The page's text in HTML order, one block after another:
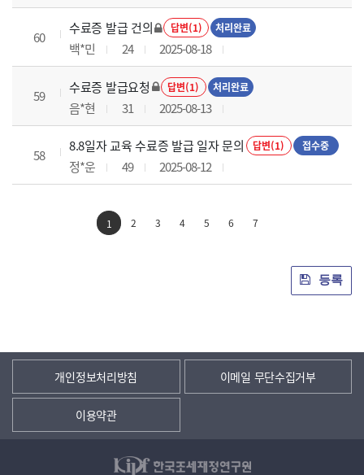
60
수료증 발급 건의 답변(1) 처리완료
백*민 24 2025-08-18
59
수료증 발급요청 답변(1) 처리완료
음*현 31 2025-08-13
58
8.8일자 교육 수료증 발급 일자 문의 답변(1) 접수중
정*운 49 2025-08-12
1 2 3 4 5 6 7
등록
개인정보처리방침 이메일 무단수집거부
이용약관